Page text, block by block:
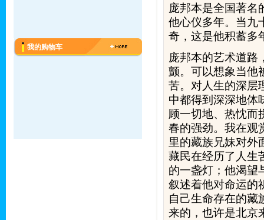
我的购物车
庞邦本是全国著名
他心仪多年。当九
奇，这是他积蓄多
庞邦本的艺术道路
颤。可以想象当他
苦。对人生的深层
中都得到深深地体
顾一切地、热忱而
春的强劲。我在观
里的藏族兄妹对
藏民在经历了人生
的一盏灯；他渴望
叙述着他对命运
自己生命存在的藏
来的，也许是北